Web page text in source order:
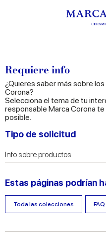
Requiere info
¿Quieres saber más sobre
Corona?
Selecciona el tema de tu
responsable Marca Corona
posible.
Tipo de solicitud
Estas páginas podrían
Toda las colecciones FAQ